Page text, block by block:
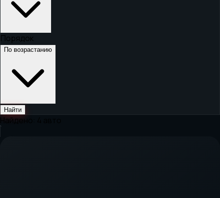
Порядок
По возрастанию
Найти
Найдено: